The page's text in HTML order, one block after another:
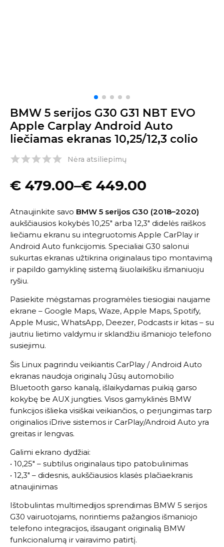
BMW 5 serijos G30 G31 NBT EVO
Apple Carplay Android Auto
liečiamas ekranas 10,25/12,3 colio
Nėra atsiliepimų
€ 449.00
–
€ 479.00
Atnaujinkite savo BMW 5 serijos G30 (2018–2020)
aukščiausios kokybės 10,25″ arba 12,3″ didelės raiškos
liečiamu ekranu su integruotomis Apple CarPlay ir
Android Auto funkcijomis. Specialiai G30 salonui
sukurtas ekranas užtikrina originalaus tipo montavimą
ir papildo gamyklinę sistemą šiuolaikišku išmaniuoju
ryšiu.
Pasiekite mėgstamas programėles tiesiogiai naujame
ekrane – Google Maps, Waze, Apple Maps, Spotify,
Apple Music, WhatsApp, Deezer, Podcasts ir kitas – su
jautriu lietimo valdymu ir sklandžiu išmaniojo telefono
susiejimu.
Šis Linux pagrindu veikiantis CarPlay / Android Auto
ekranas naudoja originalų Jūsų automobilio
Bluetooth garso kanalą, išlaikydamas puikią garso
kokybę be AUX jungties. Visos gamyklinės BMW
funkcijos išlieka visiškai veikiančios, o perjungimas tarp
originalios iDrive sistemos ir CarPlay/Android Auto yra
greitas ir lengvas.
Galimi ekrano dydžiai:
• 10,25″ – subtilus originalaus tipo patobulinimas
• 12,3″ – didesnis, aukščiausios klasės plačiaekranis
atnaujinimas
Ištobulintas multimedijos sprendimas BMW 5 serijos
G30 vairuotojams, norintiems pažangios išmaniojo
telefono integracijos, išsaugant originalią BMW
funkcionalumą ir vairavimo patirtį.